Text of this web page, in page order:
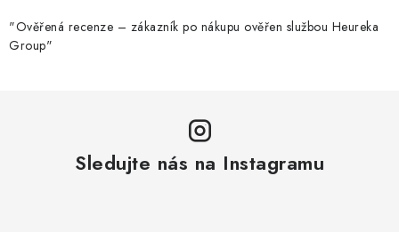
"Ověřená recenze – zákazník po nákupu ověřen službou Heureka
Group"
Sledujte nás na Instagramu